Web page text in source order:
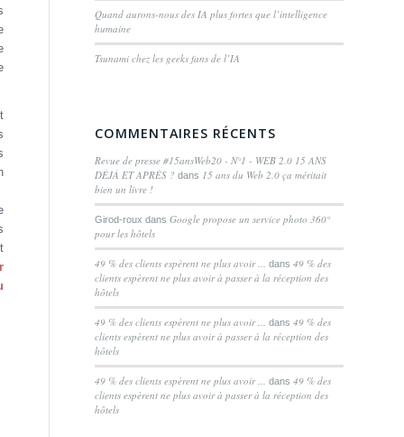
Quand aurons-nous des IA plus fortes que l’intelligence
humaine
Tsunami chez les geeks fans de l’IA
COMMENTAIRES RÉCENTS
Revue de presse #15ansWeb20 - N°1 - WEB 2.0 15 ANS
DÉJÀ ET APRÈS ? dans 15 ans du Web 2.0 ça méritait
bien un livre !
Girod-roux dansGoogle propose un service photo 360°
pour les hôtels
49 % des clients espèrent ne plus avoir ... dans49 % des
clients espèrent ne plus avoir à passer à la réception des
hôtels
49 % des clients espèrent ne plus avoir ... dans49 % des
clients espèrent ne plus avoir à passer à la réception des
hôtels
49 % des clients espèrent ne plus avoir ... dans49 % des
clients espèrent ne plus avoir à passer à la réception des
hôtels